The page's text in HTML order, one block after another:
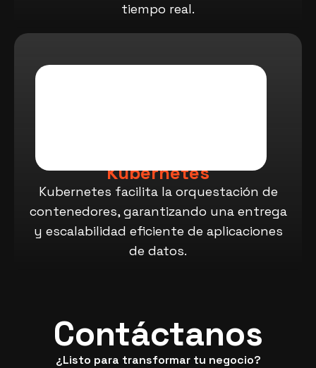
tiempo real.
Kubernetes
Kubernetes facilita la orquestación de
contenedores, garantizando una entrega
y escalabilidad eficiente de aplicaciones
de datos.
Contáctanos
¿Listo para transformar tu negocio?